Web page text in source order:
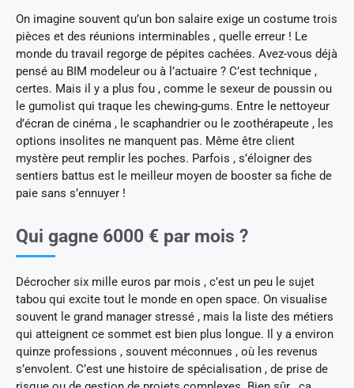
On imagine souvent qu’un bon salaire exige un costume trois
pièces et des réunions interminables , quelle erreur ! Le
monde du travail regorge de pépites cachées. Avez-vous déjà
pensé au BIM modeleur ou à l’actuaire ? C’est technique ,
certes. Mais il y a plus fou , comme le sexeur de poussin ou
le gumolist qui traque les chewing-gums. Entre le nettoyeur
d’écran de cinéma , le scaphandrier ou le zoothérapeute , les
options insolites ne manquent pas. Même être client
mystère peut remplir les poches. Parfois , s’éloigner des
sentiers battus est le meilleur moyen de booster sa fiche de
paie sans s’ennuyer !
Qui gagne 6000 € par mois ?
Décrocher six mille euros par mois , c’est un peu le sujet
tabou qui excite tout le monde en open space. On visualise
souvent le grand manager stressé , mais la liste des métiers
qui atteignent ce sommet est bien plus longue. Il y a environ
quinze professions , souvent méconnues , où les revenus
s’envolent. C’est une histoire de spécialisation , de prise de